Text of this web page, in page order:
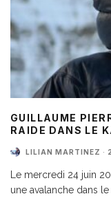
GUILLAUME
RAIDE DANS LE
LILIAN MARTINEZ ·
Le mercredi 24 juin
une avalanche dans